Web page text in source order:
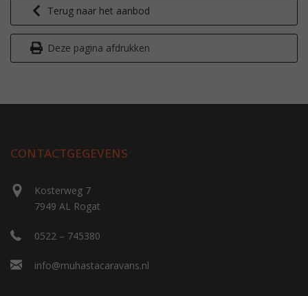
Terug naar het aanbod
Deze pagina afdrukken
CONTACTGEGEVENS
Kosterweg 7
7949 AL Rogat
0522 – 745380
info@muhastacaravans.nl